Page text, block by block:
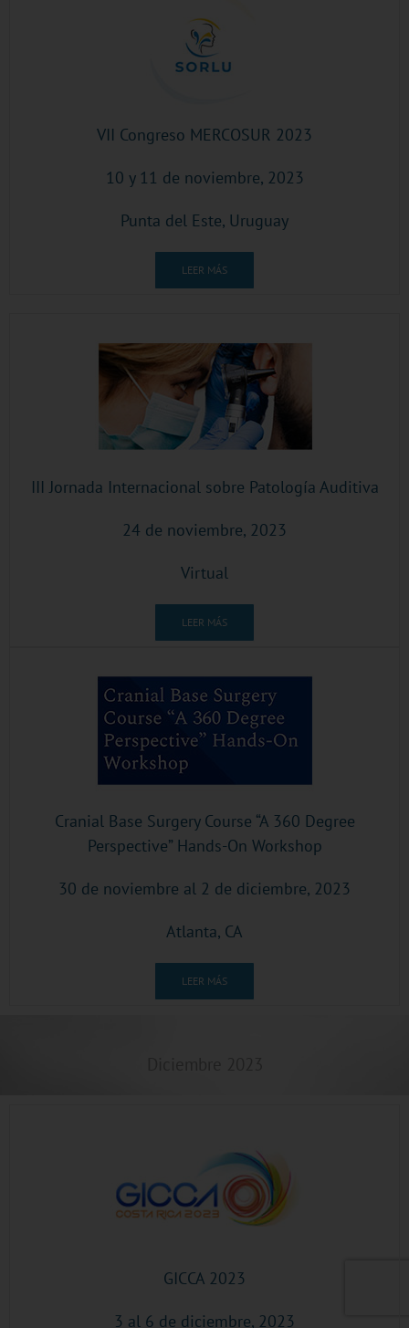
VII Congreso MERCOSUR 2023
10 y 11 de noviembre, 2023
Punta del Este, Uruguay
LEER MÁS
III Jornada Internacional sobre Patología Auditiva
24 de noviembre, 2023
Virtual
LEER MÁS
Cranial Base Surgery Course “A 360 Degree
Perspective” Hands-On Workshop
30 de noviembre al 2 de diciembre, 2023
Atlanta, CA
LEER MÁS
GICCA 2023
3 al 6 de diciembre, 2023